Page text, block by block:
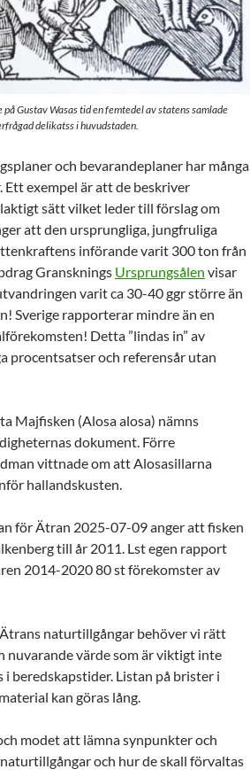
Gustav Wasas tid en femtedel av statens samlade
delikatss i huvudstaden.
och bevarandeplaner har många
Ett exempel är att de beskriver
sätt vilket leder till förslag om
att den ursprungliga, jungfruliga
införande varit 300 ton från
Gransknings Ursprungsålen visar
varit ca 30-40 ggr större än
Sverige rapporterar mindre än en
Detta ”lindas in” av
procentsatser och referensår utan
Majfisken (Alosa alosa) nämns
dokument. Förre
vittnade om att Alosasillarna
hallandskusten.
för Ätran 2025-07-09 anger att fisken
till år 2011. Lst egen rapport
2014-2020 80 st förekomster av
naturtillgångar behöver vi rätt
nuvarande värde som är viktigt inte
beredskapstider. Listan på brister i
kan göras lång.
modet att lämna synpunkter och
och hur de skall förvaltas